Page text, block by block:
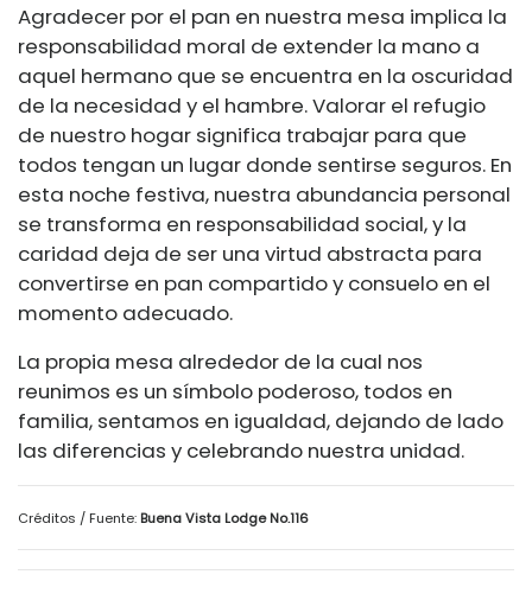
Agradecer por el pan en nuestra mesa implica la
responsabilidad moral de extender la mano a
aquel hermano que se encuentra en la oscuridad
de la necesidad y el hambre. Valorar el refugio
de nuestro hogar significa trabajar para que
todos tengan un lugar donde sentirse seguros. En
esta noche festiva, nuestra abundancia personal
se transforma en responsabilidad social, y la
caridad deja de ser una virtud abstracta para
convertirse en pan compartido y consuelo en el
momento adecuado.
La propia mesa alrededor de la cual nos
reunimos es un símbolo poderoso, todos en
familia, sentamos en igualdad, dejando de lado
las diferencias y celebrando nuestra unidad.
Créditos / Fuente:Buena Vista Lodge No.116